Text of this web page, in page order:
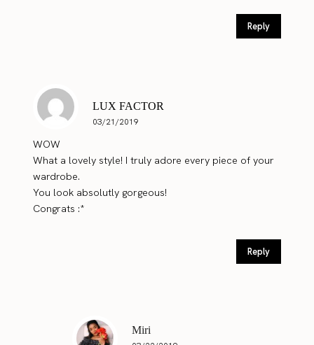
Reply
LUX FACTOR
03/21/2019
WOW
What a lovely style! I truly adore every piece of your
wardrobe.
You look absolutly gorgeous!
Congrats :*
Reply
Miri